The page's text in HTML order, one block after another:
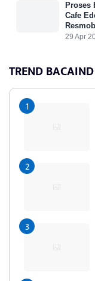
Proses
Cafe
29 Apr
TREND BACAIND